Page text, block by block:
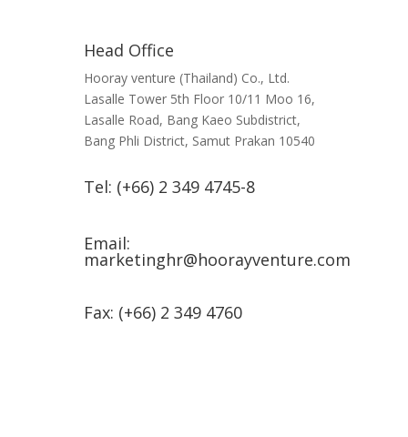
Head Office
Hooray venture (Thailand) Co., Ltd.
Lasalle Tower 5th Floor 10/11 Moo 16,
Lasalle Road, Bang Kaeo Subdistrict,
Bang Phli District, Samut Prakan 10540
Tel: (+66) 2 349 4745-8
Email:
marketinghr@hoorayventure.com
Fax: (+66) 2 349 4760